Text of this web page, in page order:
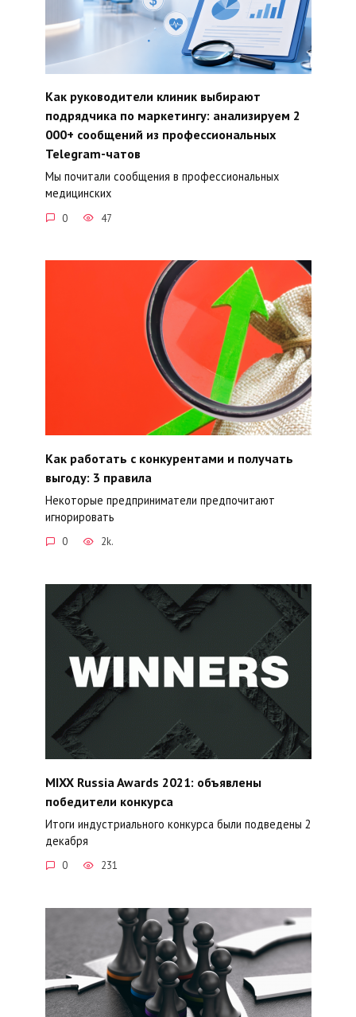
Как руководители клиник выбирают
подрядчика по маркетингу: анализируем 2
000+ сообщений из профессиональных
Telegram-чатов
Мы почитали сообщения в профессиональных
медицинских
0 47
Как работать с конкурентами и получать
выгоду: 3 правила
Некоторые предприниматели предпочитают
игнорировать
0 2k.
MIXX Russia Awards 2021: объявлены
победители конкурса
Итоги индустриального конкурса были подведены 2
декабря
0 231